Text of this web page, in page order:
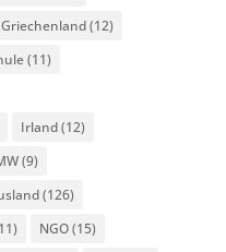
Griechenland(12)
(11)
Irland(12)
(9)
(126)
NGO(15)